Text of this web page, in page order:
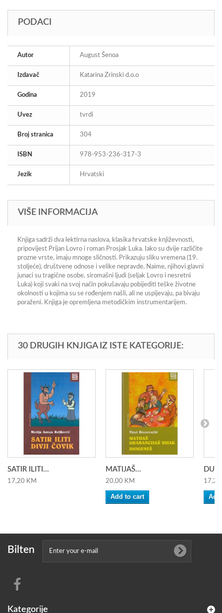
PODACI
Autor August Šenoa
Izdavač Katarina Zrinski d.o.o
Godina 2019
Uvez tvrdi
Broj stranica 304
ISBN 978-953-236-317-3
Jezik Hrvatski
VIŠE INFORMACIJA
Knjiga sadrži dva lektirna naslova, klasika hrvatske književnosti,
pripovijest Prijan Lovro i roman Prosjak Luka. Iako su dvije različite
prozne vrste, imaju mnoge sličnosti. Prikazuju sliku vremena (19.
stoljeće), društvene odnose i velike nepravde. Naime, njihovi glavni
junaci su tragične osobe, siromašni ljudi (seljak Lovro i nesretni
Luka) koji svaki na svoj način pokušavaju pobijediti teške životne
okolnosti u kojima su se rođenjem našli, ali ne uspijevaju, pa bivaju
poraženi. Knjiga je opremljena metodičkim instrumentarijem.
30 DRUGIH KNJIGA IZ ISTE KATEGORIJE:
SATIR ILITI...
17,20 KM
MATIJAŠ...
20,00 KM
Add to cart
Bilten
Kategorije